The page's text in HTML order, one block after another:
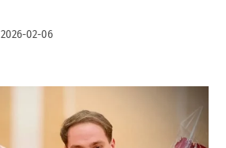
2026-02-06